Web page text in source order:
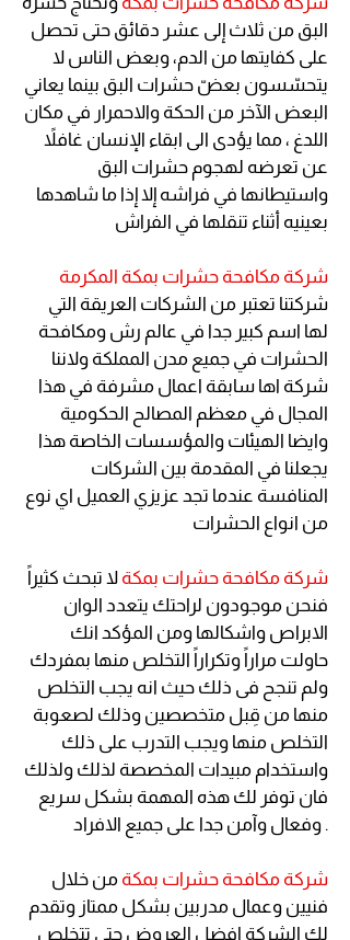
البق من ثلاث إلى عشر دقائق حتى تحصل
على كفايتها من الدم، وبعض الناس لا
يتحسّسون بعضّ حشرات البق بينما يعاني
البعض الآخر من الحكة والاحمرار في مكان
اللدغ ، مما يؤدى الى ابقاء الإنسان غافلاً
عن تعرضه لهجوم حشرات البق
واستيطانها في فراشه إلا إذا ما شاهدها
بعينيه أثناء تنقلها في الفراش
شركة مكافحة حشرات بمكة المكرمة
شركتنا تعتبر من الشركات العريقة التي
لها اسم كبير جدا في عالم رش ومكافحة
الحشرات في جميع مدن المملكة ولاننا
شركة اها سابقة اعمال مشرفة في هذا
المجال في معظم المصالح الحكومية
وايضا الهيئات والمؤسسات الخاصة هذا
يجعلنا في المقدمة بين الشركات
المنافسة عندما تجد عزيزي العميل اي نوع
من انواع الحشرات
شركة مكافحة حشرات بمكة لا تبحث كثيراً
فنحن موجودون لراحتك يتعدد الوان
الابراص واشكالها ومن المؤكد انك
حاولت مراراً وتكراراً التخلص منها بمفردك
ولم تنجح فى ذلك حيث انه يجب التخلص
منها من قِبل متخصصين وذلك لصعوبة
التخلص منها ويجب التدرب على ذلك
واستخدام مبيدات المخصصة لذلك ولذلك
فان توفر لك هذه المهمة بشكل سريع
وفعال وآمن جدا على جميع الافراد .
شركة مكافحة حشرات بمكة من خلال
فنيين وعمال مدربين بشكل ممتاز وتقدم
لك الشركة افضل العروض حتى تتخلص